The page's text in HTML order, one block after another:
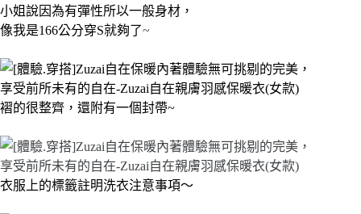
小姐說因為有彈性所以一般身材，
像我是166公分穿S就夠了~
褶的很整齊，還附有一個封帶~
衣服上的標籤註明洗衣注意事項～